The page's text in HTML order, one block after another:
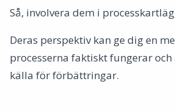
Så, involvera dem i
Deras perspektiv kan ge dig en
processerna faktiskt fungerar
källa för förbättringar.